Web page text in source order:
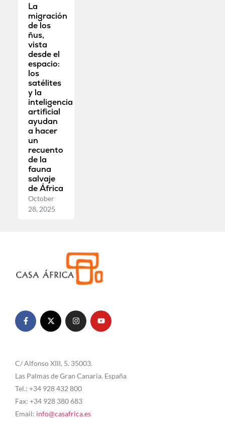
La
migración
de los
ñus,
vista
desde el
espacio:
los
satélites
y la
inteligencia
artificial
ayudan
a hacer
un
recuento
de la
fauna
salvaje
de África
October
28, 2025
C/ Alfonso XIII, 5. 35003.
Las Palmas de Gran Canaria. España
Tel.: +34 928 432 800
Fax: +34 928 380 683
Email: info@casafrica.es